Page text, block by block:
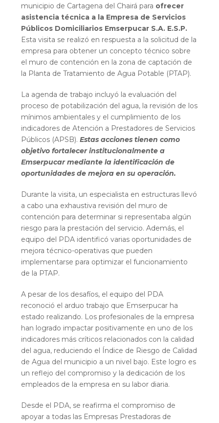
municipio de Cartagena del Chairá para ofrecer
asistencia técnica a la Empresa de Servicios
Públicos Domiciliarios Emserpucar S.A. E.S.P.
Esta visita se realizó en respuesta a la solicitud de la
empresa para obtener un concepto técnico sobre
el muro de contención en la zona de captación de
la Planta de Tratamiento de Agua Potable (PTAP).
La agenda de trabajo incluyó la evaluación del
proceso de potabilización del agua, la revisión de los
mínimos ambientales y el cumplimiento de los
indicadores de Atención a Prestadores de Servicios
Públicos (APSB). Estas acciones tienen como
objetivo fortalecer institucionalmente a
Emserpucar mediante la identificación de
oportunidades de mejora en su operación.
Durante la visita, un especialista en estructuras llevó
a cabo una exhaustiva revisión del muro de
contención para determinar si representaba algún
riesgo para la prestación del servicio. Además, el
equipo del PDA identificó varias oportunidades de
mejora técnico-operativas que pueden
implementarse para optimizar el funcionamiento
de la PTAP.
A pesar de los desafíos, el equipo del PDA
reconoció el arduo trabajo que Emserpucar ha
estado realizando. Los profesionales de la empresa
han logrado impactar positivamente en uno de los
indicadores más críticos relacionados con la calidad
del agua, reduciendo el Índice de Riesgo de Calidad
de Agua del municipio a un nivel bajo. Este logro es
un reflejo del compromiso y la dedicación de los
empleados de la empresa en su labor diaria.
Desde el PDA, se reafirma el compromiso de
apoyar a todas las Empresas Prestadoras de